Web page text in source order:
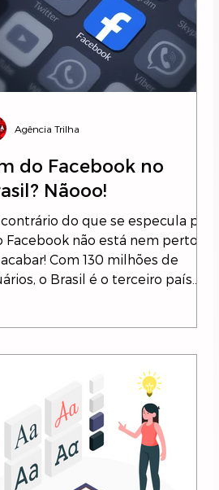
do Facebook no
Nãooo!
do que se especula por
Facebook não está nem perto
Com 130 milhões de
o Brasil é o terceiro país...
Agência Trilha